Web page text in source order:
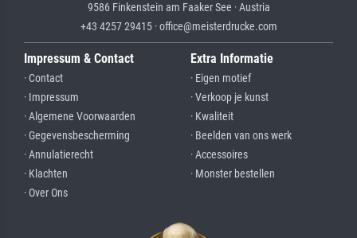
9586 Finkenstein am Faaker See · Austria
+43 4257 29415 · office@meisterdrucke.com
Impressum & Contact
· Contact
· Impressum
· Algemene Voorwaarden
· Gegevensbescherming
· Annulatierecht
· Klachten
· Over Ons
Extra Informatie
· Eigen motief
· Verkoop je kunst
· Kwaliteit
· Beelden van ons werk
· Accessoires
· Monster bestellen